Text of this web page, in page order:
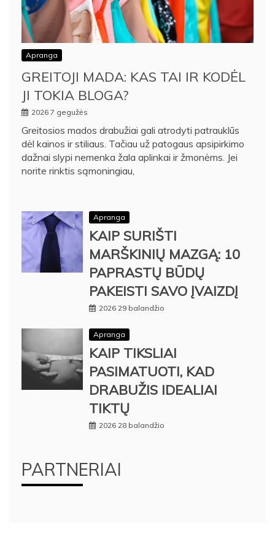
Apranga
GREITOJI MADA: KAS TAI IR KODĖL
JI TOKIA BLOGA?
2026 7 gegužės
Greitosios mados drabužiai gali atrodyti patrauklūs
dėl kainos ir stiliaus. Tačiau už patogaus apsipirkimo
dažnai slypi nemenka žala aplinkai ir žmonėms. Jei
norite rinktis sąmoningiau,
Apranga
KAIP SURIŠTI
MARŠKINIŲ MAZGĄ: 10
PAPRASTŲ BŪDŲ
PAKEISTI SAVO ĮVAIZDĮ
2026 29 balandžio
Apranga
KAIP TIKSLIAI
PASIMATUOTI, KAD
DRABUŽIS IDEALIAI
TIKTŲ
2026 28 balandžio
PARTNERIAI